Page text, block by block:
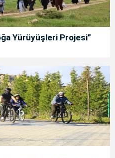
Yürüyüşleri Projesi”